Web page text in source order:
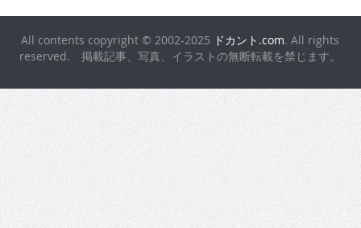
All contents copyright © 2002-2025 ドカント.com. All rights
reserved. 掲載記事、写真、イラストの無断転載を禁じます。